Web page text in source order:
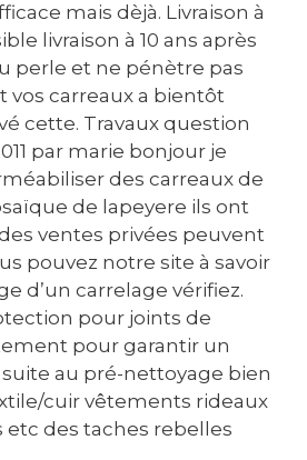
mais dèjà. Livraison à
livraison à 10 ans après
perle et ne pénètre pas
vos carreaux a bientôt
cette. Travaux question
par marie bonjour je
des carreaux de
de lapeyere ils ont
ventes privées peuvent
pouvez notre site à savoir
d’un carrelage vérifiez.
pour joints de
pour garantir un
au pré-nettoyage bien
cuir vêtements rideaux
etc des taches rebelles